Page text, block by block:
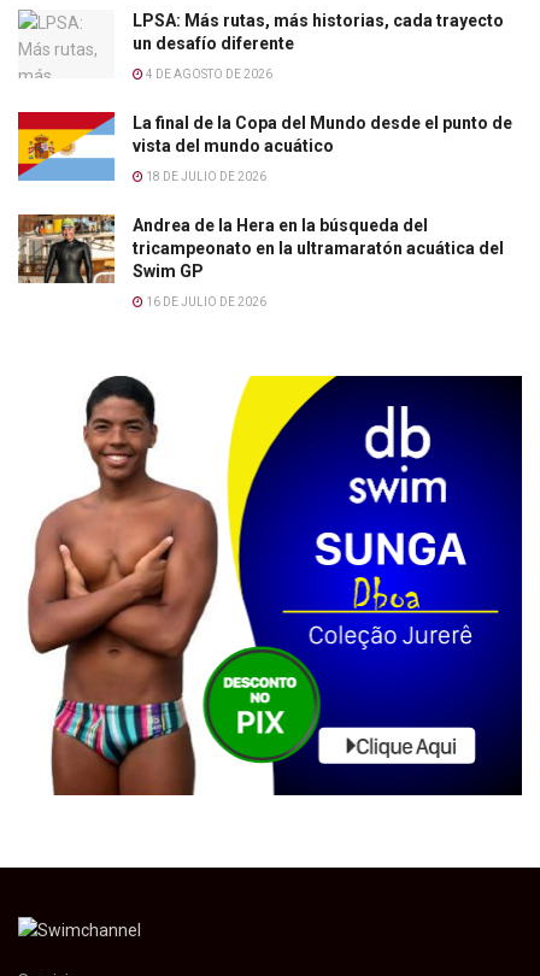
LPSA: Más rutas, más historias, cada trayecto
un desafío diferente
4 DE AGOSTO DE 2026
La final de la Copa del Mundo desde el punto de
vista del mundo acuático
18 DE JULIO DE 2026
Andrea de la Hera en la búsqueda del
tricampeonato en la ultramaratón acuática del
Swim GP
16 DE JULIO DE 2026